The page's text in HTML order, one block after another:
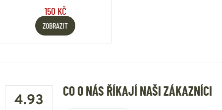
150 KČ
ZOBRAZIT
4.93
CO O NÁS ŘÍKAJÍ NAŠI ZÁKAZNÍCI